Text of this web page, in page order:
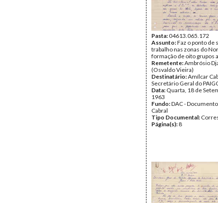
Pasta:04613.065.172
Assunto:Faz o ponto de
trabalho nas zonas do
formação de oito grupos
Remetente:Ambrósio
(Osvaldo Vieira)
Destinatário:Amílcar
Secretário Geral do
Data: Quarta, 18 de
1963
Fundo:DAC -
Cabral
Tipo Documental:
Página(s): 8